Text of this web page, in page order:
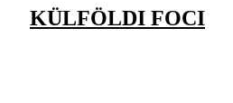
KÜLFÖLDI FOCI